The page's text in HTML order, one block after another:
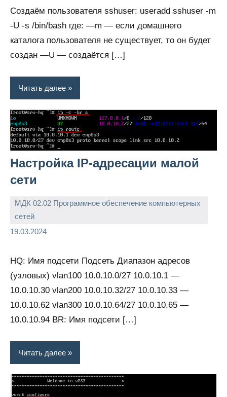
Cоздаём пользователя sshuser: useradd sshuser -m
-U -s /bin/bash где: —m — если домашнего
каталога пользователя не существует, то он будет
создан —U — создаётся […]
Читать далее
Настройка IP-адресации малой
сети
МДК 02.02 Программное обеспечение компьютерных
сетей
19.03.2024
HQ: Имя подсети Подсеть Диапазон адресов
(узловых) vlan100 10.0.10.0/27 10.0.10.1 —
10.0.10.30 vlan200 10.0.10.32/27 10.0.10.33 —
10.0.10.62 vlan300 10.0.10.64/27 10.0.10.65 —
10.0.10.94 BR: Имя подсети […]
Читать далее